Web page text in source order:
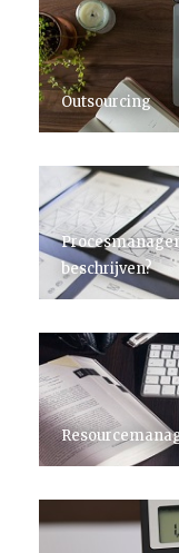
Outsourcing
beschrijven?